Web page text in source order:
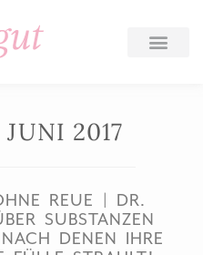
2017
REUE | DR.
SUBSTANZEN
DENEN IHRE